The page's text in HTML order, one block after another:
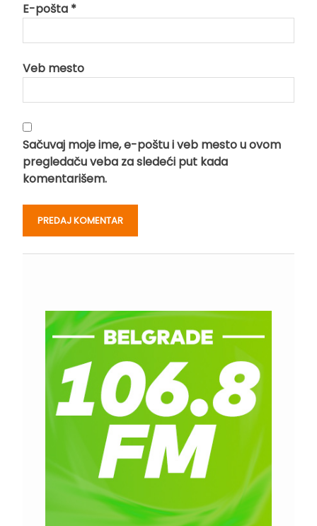
E-pošta *
Veb mesto
Sačuvaj moje ime, e-poštu i veb mesto u ovom
pregledaču veba za sledeći put kada
komentarišem.